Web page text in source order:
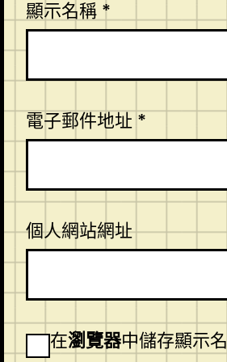
顯示名稱 *
電子郵件地址 *
個人網站網址
在瀏覽器中儲存顯示